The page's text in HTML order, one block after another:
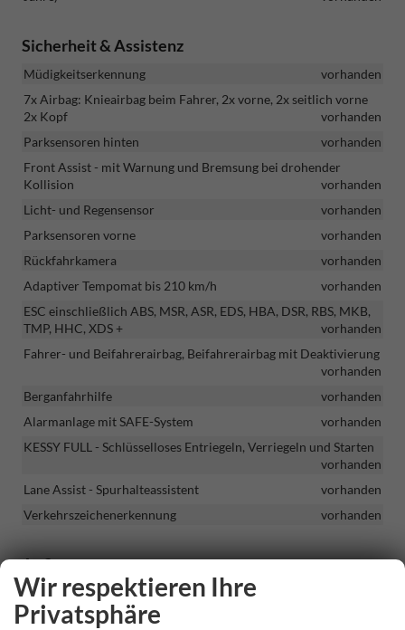
Sicherheit & Assistenz
Müdigkeitserkennung
vorhanden
7x Airbag: Knieairbag beim Fahrer, 2x vorne, 2x seitlich vorne
2x Kopf
vorhanden
Parksensoren hinten
vorhanden
Front Assist - mit Warnung und Bremsung bei drohender
Kollision
vorhanden
Licht- und Regensensor
vorhanden
Parksensoren vorne
vorhanden
Rückfahrkamera
vorhanden
Adaptiver Tempomat bis 210 km/h
vorhanden
ESC einschließlich ABS, MSR, ASR, EDS, HBA, DSR, RBS, MKB,
TMP, HHC, XDS +
vorhanden
Fahrer- und Beifahrerairbag, Beifahrerairbag mit Deaktivierung
vorhanden
Berganfahrhilfe
vorhanden
Alarmanlage mit SAFE-System
vorhanden
KESSY FULL - Schlüsselloses Entriegeln, Verriegeln und Starten
vorhanden
Lane Assist - Spurhalteassistent
vorhanden
Verkehrszeichenerkennung
vorhanden
Außen
Dachträger - schwarz
Außenspiegel elektrisch verstellbar, anklappbar, beheizt mit
Wir respektieren Ihre
Privatsphäre